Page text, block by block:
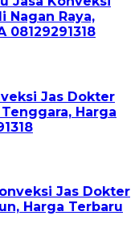
Nagan Raya,
08129291318
Jas Dokter
Harga
Jas Dokter
Harga Terbaru